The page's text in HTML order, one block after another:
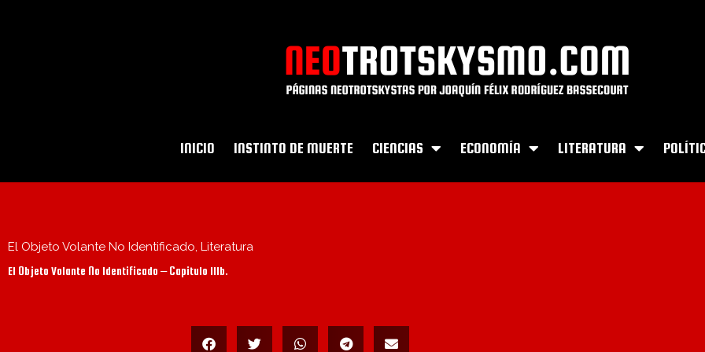
INICIO INSTINTO DE MUERTE CIENCIAS ECONOMÍA LITERATURA
El Objeto Volante No Identificado, Literatura
El Objeto Volante No Identificado – Capitulo IIIb.